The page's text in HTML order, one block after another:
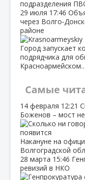
подразделения
29 июля 17:46
через
районе
Город запускает
подрядчика для
Самые
14 февраля 12:21
Боженов – мост
Накануне на
Волгоградской
28 марта 15:46
ревизий в НКО